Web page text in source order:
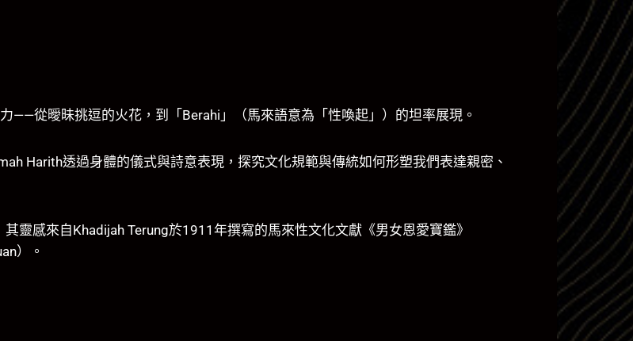
——從曖昧挑逗的火花，到「Berahi」（馬來語意為「性喚起」）的坦率展現。
Harith透過身體的儀式與詩意表現，探究文化規範與傳統如何形塑我們表達親密、
靈感來自Khadijah Terung於1911年撰寫的馬來性文化文獻《男女恩愛寶鑑》
）。